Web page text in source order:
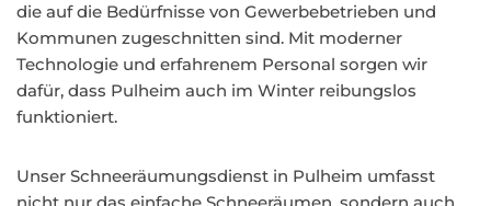
die auf die Bedürfnisse von Gewerbebetrieben und
Kommunen zugeschnitten sind. Mit moderner
Technologie und erfahrenem Personal sorgen wir
dafür, dass Pulheim auch im Winter reibungslos
funktioniert.
Unser Schneeräumungsdienst in Pulheim umfasst